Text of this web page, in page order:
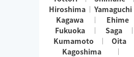
Hiroshima
Yamaguchi
Kagawa
Ehime
Fukuoka
Saga
Kumamoto
Oita
Kagoshima